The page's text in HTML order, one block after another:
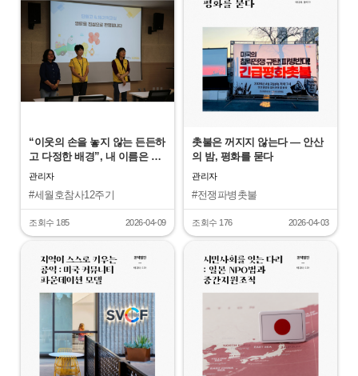
“이웃의 손을 놓지 않는 든든하
고 다정한 배경”, 내 이름은 춤
추는 나무
관리자
#세월호참사12주기
#기억과약속의길
#연대
#함께시민활동가
조회수 185 2026-04-09
촛불은 꺼지지 않는다 — 안산
의 밤, 평화를 묻다
관리자
#전쟁파병촛불
조회수 176 2026-04-03
" "